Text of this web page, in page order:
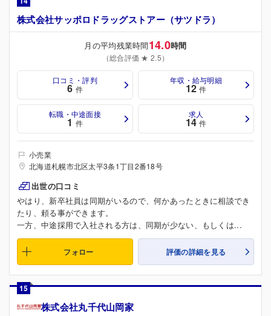
株式会社サッポロドラッグストアー（サツドラ）
月の平均残業時間14.0時間
（総合評価 ★ 2.5）
口コミ・評判
6 件
年収・給与明細
12 件
転職・中途面接
1 件
求人
14 件
小売業
北海道札幌市北区太平3条1丁目2番18号
出世の口コミ
やはり、新卒社員は同期がいるので、何かあったときに相談でき
たり、頼る事ができます。
一方、中途採用で入社される方は、同期が少ない、もしくは...
フォロー 評価の詳細を見る
15
株式会社丸千代山岡家